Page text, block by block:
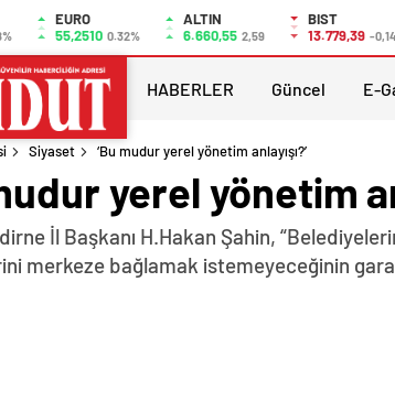
EURO
55,2510 0.32%
ALTIN
6.660,55 2,59
BIST
13.779,39 -
HABERLER Güncel E-
Siyaset ‘Bu mudur yerel yönetim anlayışı?’
yerel yönetim
İl Başkanı H.Hakan Şahin,
merkeze bağlamak istemeyeceğinin